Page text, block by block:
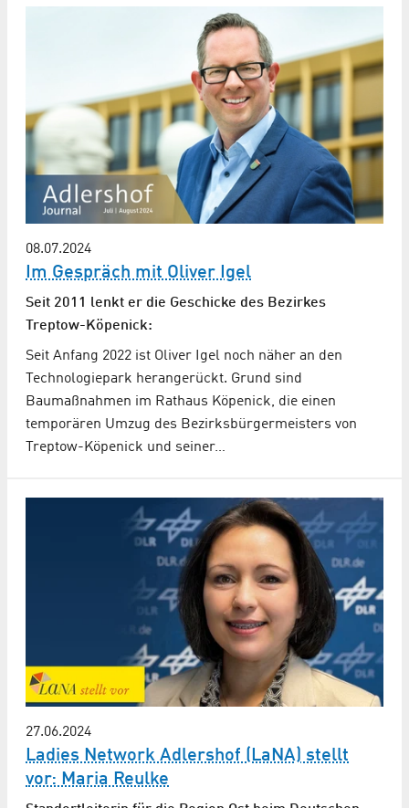
08.07.2024
Im Gespräch mit Oliver Igel
Seit 2011 lenkt er die Geschicke des Bezirkes
Treptow-Köpenick:
Seit Anfang 2022 ist Oliver Igel noch näher an den
Technologiepark herangerückt. Grund sind
Baumaßnahmen im Rathaus Köpenick, die einen
temporären Umzug des Bezirksbürgermeisters von
Treptow-Köpenick und seiner…
27.06.2024
Ladies Network Adlershof (LaNA) stellt
vor: Maria Reulke